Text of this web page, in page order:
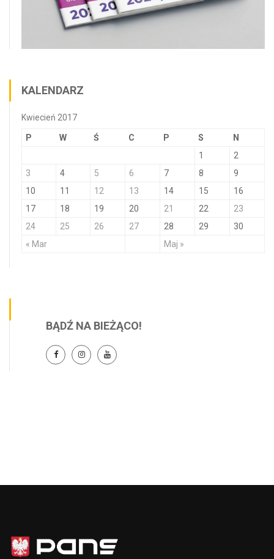
KALENDARZ
Kwiecień 2017
P W Ś C P S N
« Mar Maj »
1
2
3
4 5 6 7 8
9
10
11 12 13 14 15
16
17
18 19 20 21 22
23
24
25 26 27 28 29 30
BĄDŹ NA BIEŻĄCO!